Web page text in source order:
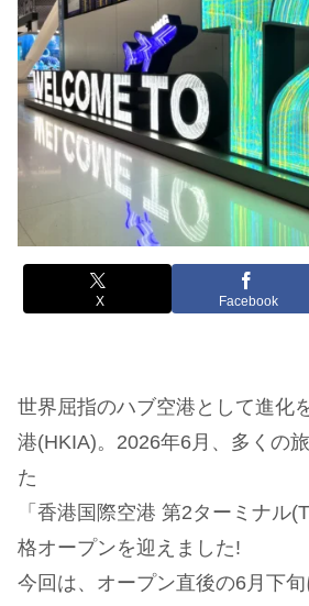
X Facebook
世界屈指のハブ空港として進化
港(HKIA)。2026年6月、多くの
た
「香港国際空港 第2ターミナル
格オープンを迎えました!
今回は、オープン直後の6月下